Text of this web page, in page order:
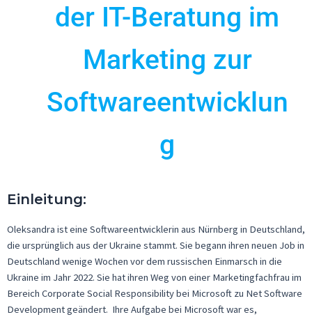
der IT-Beratung im
Marketing zur
Softwareentwicklun
g
Einleitung:
Oleksandra ist eine Softwareentwicklerin aus Nürnberg in Deutschland,
die ursprünglich aus der Ukraine stammt. Sie begann ihren neuen Job in
Deutschland wenige Wochen vor dem russischen Einmarsch in die
Ukraine im Jahr 2022. Sie hat ihren Weg von einer Marketingfachfrau im
Bereich Corporate Social Responsibilitybei Microsoft zu Net Software
Development geändert. Ihre Aufgabe bei Microsoft war es,